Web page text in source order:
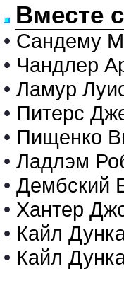
Вместе
• Сандему
• Чандлер
• Ламур
• Питерс
• Пищенко
• Ладлэм
• Дембский
• Хантер
• Кайл
• Кайл